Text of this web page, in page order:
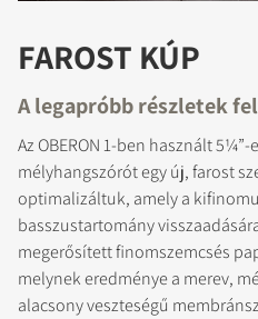
FAROST KÚP
A legapróbb részletek
Az OBERON 1-ben használt
mélyhangszórót egy új, farost
optimalizáltuk, amely a
basszustartomány
megerősített finomszemcsés
melynek eredménye a merev,
alacsony veszteségű